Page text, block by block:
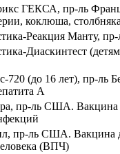
ГЕКСА, пр-ль
коклюша, столбняка
Реакция Манту, пр-
Диаскинтест
720 (до 16 лет), пр-ль
А
пр-ль США. Вакцина
пр-ль США. Вакцина
(ВПЧ)